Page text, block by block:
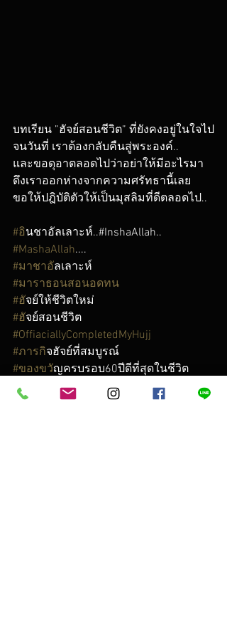
บทเรียน ”ฮัจย์สอนชีวิต” ที่ยังคงอยู่ในใจไป
จนวันที่ เราต้องกลับคืนสู่พระองค์..
และขอดุอาตลอดไปว่าอย่าให้มีอะไรมา
ดึงเราออกห่างจากความศรัทธานี้เลย
ขอให้ปฎิบัติตัวให้เป็นมุสลิมที่ดีตลอดไป..
#อินชาอัลเลาะห์..#InshaAllah..
#MashaAllah....
#มาชาอัลเลาะห์
#มาราธอนสอนอดทน
#ฮัจย์ให้ชีวิตใหม่
#ฮัจย์สอนชีวิต
#OffiaciallyCompletedMyHujj
#ภารกิจฮัจย์ที่สมบูรณ์
#ของขวัญครบรอบ60ปีดีที่สุดในชีวิต
**สามารถร่วมแสดงความคิดเห็นได้ โดย